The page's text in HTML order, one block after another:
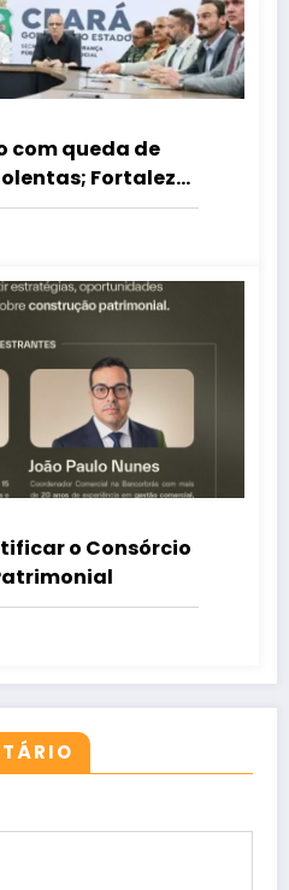
com queda de
Fortaleza
62,3%
o Consórcio